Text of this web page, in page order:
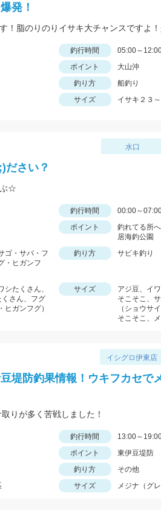
発！
！脂のりのりイサキ大チャンスですよ！
釣行時間
05:00～
ポイント
大山沖
釣り方
船釣り
サイズ イサキ２３
水口
ださい？
ぶ☆
釣行時間
00:00～
ポイント
釣れてる所
居海釣公園
ゴ・サバ・フ
・ヒガンフ
釣り方 サビキ釣り
シたくさん、
さん、フグ
ヒガンフグ）
サイズ
アジ豆、イ
そこそこ、
（ショウサ
そこそこ、
イシグロ伊東店
堤防釣果情報！ウキフカセで
りが多く苦戦しました！
釣行時間
13:00～
ポイント
東伊豆堤防
釣り方
その他
サイズ メジナ（グ